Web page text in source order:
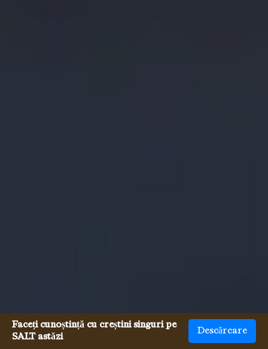
Faceți cunoștință cu creștini singuri pe
SALT astăzi
Descărcare